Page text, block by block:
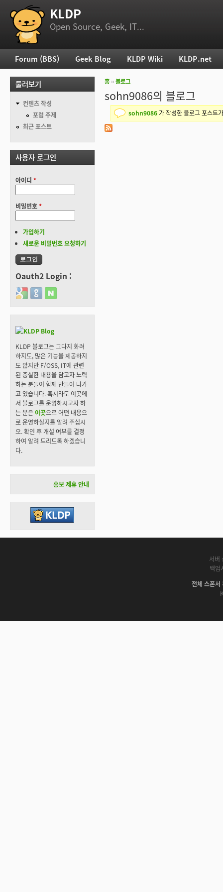
부 메뉴 KLDP
Open Source, Geek, IT...
현재 위치
홈 ››블로그
sohn9086의 블로그
상태 메시지
sohn9086 가 작성한 블로그 포스트
주 메뉴
Forum (BBS) Geek Blog KLDP Wiki KLDP.net
둘러보기
컨텐츠 작성
포럼 주제
최근 포스트
사용자 로그인
아이디 *
비밀번호*
가입하기
새로운 비밀번호 요청하기
Oauth2 Login :
Login with Google
Login with GitHub
Login with Naver
KLDP 블로그는 그다지 화려
하지도, 많은 기능을 제공하지
도 않지만 F/OSS, IT에 관련
된 충실한 내용을 담고자 노력
하는 분들이 함께 만들어 나가
고 있습니다. 혹시라도 이곳에
서 블로그를 운영하시고자 하
는 분은이곳으로 어떤 내용으
로 운영하실지를 알려 주십시
오. 확인 후 개설 여부를 결정
하여 알려 드리도록 하겠습니
다.
홍보 제휴 안내
서버
백업
전체 스폰서